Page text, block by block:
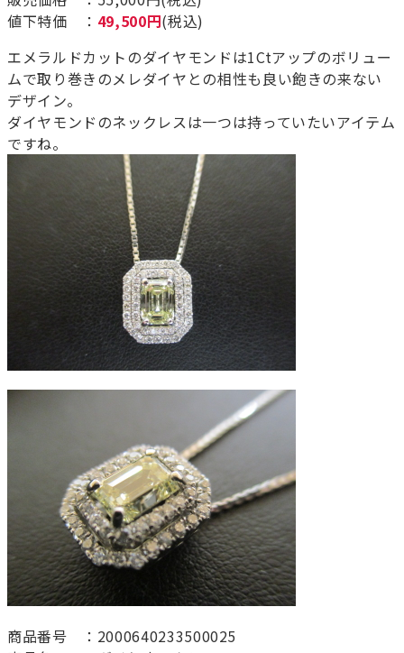
値下特価 ： 49,500円(税込)
エメラルドカットのダイヤモンドは1Ctアップのボリュー
ムで取り巻きのメレダイヤとの相性も良い飽きの来ない
デザイン。
ダイヤモンドのネックレスは一つは持っていたいアイテム
ですね。
商品番号 ：2000640233500025